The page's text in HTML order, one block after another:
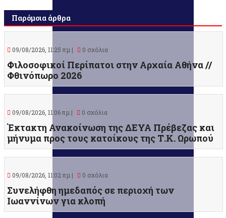
Παρόμοια άρθρα
09/08/2026, 11:25 πμ | 0 σχόλια
Φιλοσοφικοί Περίπατοι στην Αρχαία Αθήνα //
Φθινόπωρο 2026
09/08/2026, 11:06 πμ | 0 σχόλια
Έκτακτη Ανακοίνωση της ΔΕΥΑ Πρέβεζας και
μήνυμα προς τους κατοίκους της Τ.Κ. Ωρωπού
09/08/2026, 11:02 πμ | 0 σχόλια
Συνελήφθη ημεδαπός σε περιοχή των
Ιωαννίνων για κλοπή